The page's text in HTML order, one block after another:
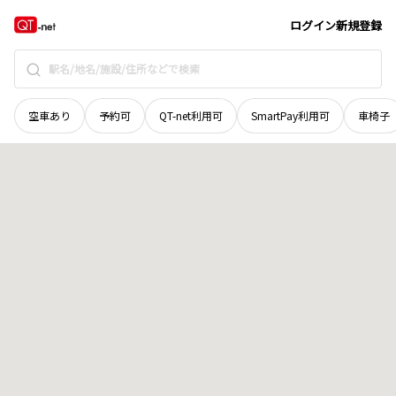
ログイン新規登録
空車あり 予約可 QT-net利用可 SmartPay利用可 車椅子
茨城県